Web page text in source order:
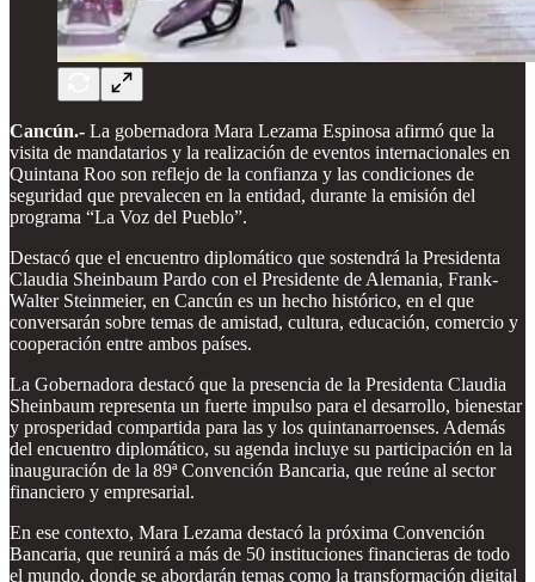
Cancún.- La gobernadora Mara Lezama Espinosa afirmó que la
visita de mandatarios y la realización de eventos internacionales en
Quintana Roo son reflejo de la confianza y las condiciones de
seguridad que prevalecen en la entidad, durante la emisión del
programa “La Voz del Pueblo”.
Destacó que el encuentro diplomático que sostendrá la Presidenta
Claudia Sheinbaum Pardo con el Presidente de Alemania, Frank-
Walter Steinmeier, en Cancún es un hecho histórico, en el que
conversarán sobre temas de amistad, cultura, educación, comercio y
cooperación entre ambos países.
La Gobernadora destacó que la presencia de la Presidenta Claudia
Sheinbaum representa un fuerte impulso para el desarrollo, bienestar
y prosperidad compartida para las y los quintanarroenses. Además
del encuentro diplomático, su agenda incluye su participación en la
inauguración de la 89ª Convención Bancaria, que reúne al sector
financiero y empresarial.
En ese contexto, Mara Lezama destacó la próxima Convención
Bancaria, que reunirá a más de 50 instituciones financieras de todo
el mundo, donde se abordarán temas como la transformación digital